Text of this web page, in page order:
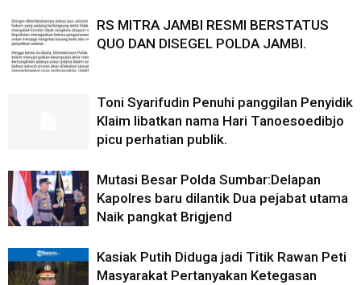
RS MITRA JAMBI RESMI BERSTATUS
QUO DAN DISEGEL POLDA JAMBI.
Toni Syarifudin Penuhi panggilan Penyidik
Klaim libatkan nama Hari Tanoesoedibjo
picu perhatian publik.
Mutasi Besar Polda Sumbar:Delapan
Kapolres baru dilantik Dua pejabat utama
Naik pangkat Brigjend
Kasiak Putih Diduga jadi Titik Rawan Peti
Masyarakat Pertanyakan Ketegasan